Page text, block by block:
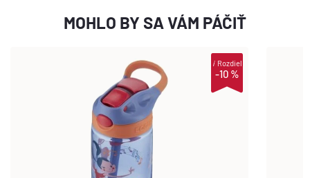
MOHLO BY SA VÁM PÁČIŤ
-10 %
iRozdiel